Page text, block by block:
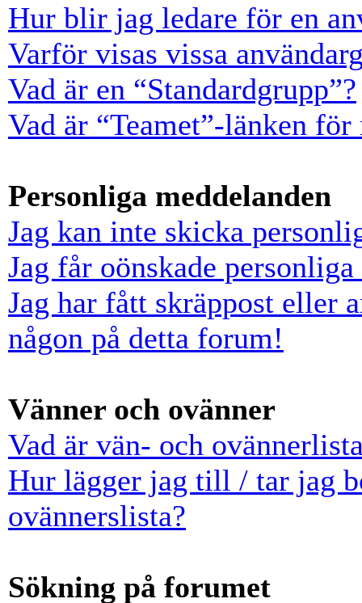
Hur blir jag ledare för en
Varför visas vissa
Vad är en “Standardgrupp”?
Vad är “Teamet”-länken för
Personliga meddelanden
Jag kan inte skicka
Jag får oönskade
Jag har fått skräppost eller
någon på detta forum!
Vänner och ovänner
Vad är vän- och
Hur lägger jag till / tar jag
ovännerslista?
Sökning på forumet